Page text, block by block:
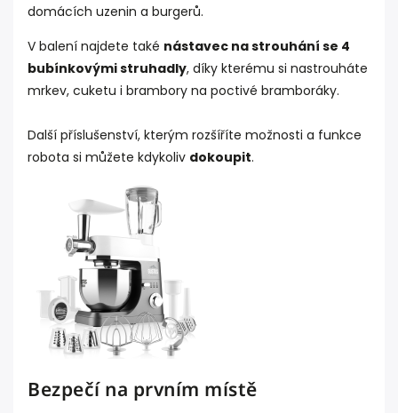
domácích uzenin a burgerů.
V balení najdete také nástavec na strouhání se 4
bubínkovými struhadly, díky kterému si nastrouháte
mrkev, cuketu i brambory na poctivé bramboráky.
Další příslušenství, kterým rozšíříte možnosti a funkce
robota si můžete kdykoliv dokoupit.
Bezpečí na prvním místě